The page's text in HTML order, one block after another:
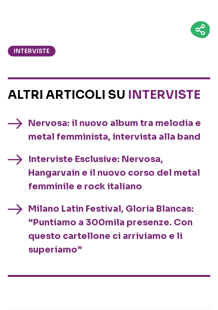
INTERVISTE
ALTRI ARTICOLI SU INTERVISTE
Nervosa: il nuovo album tra melodia e
metal femminista, intervista alla band
Interviste Esclusive: Nervosa,
Hangarvain e il nuovo corso del metal
femminile e rock italiano
Milano Latin Festival, Gloria Blancas:
“Puntiamo a 300mila presenze. Con
questo cartellone ci arriviamo e li
superiamo”